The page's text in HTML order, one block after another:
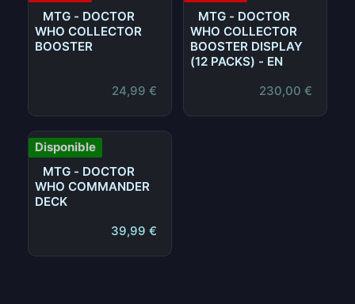
MTG - DOCTOR
WHO COLLECTOR
BOOSTER
24,99 €
MTG - DOCTOR
WHO COLLECTOR
BOOSTER DISPLAY
(12 PACKS) - EN
230,00 €
Disponible
MTG - DOCTOR
WHO COMMANDER
DECK
39,99 €